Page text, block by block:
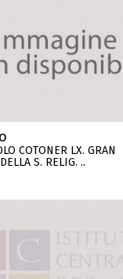
COTONER LX. GRAN
S. RELIG. ..